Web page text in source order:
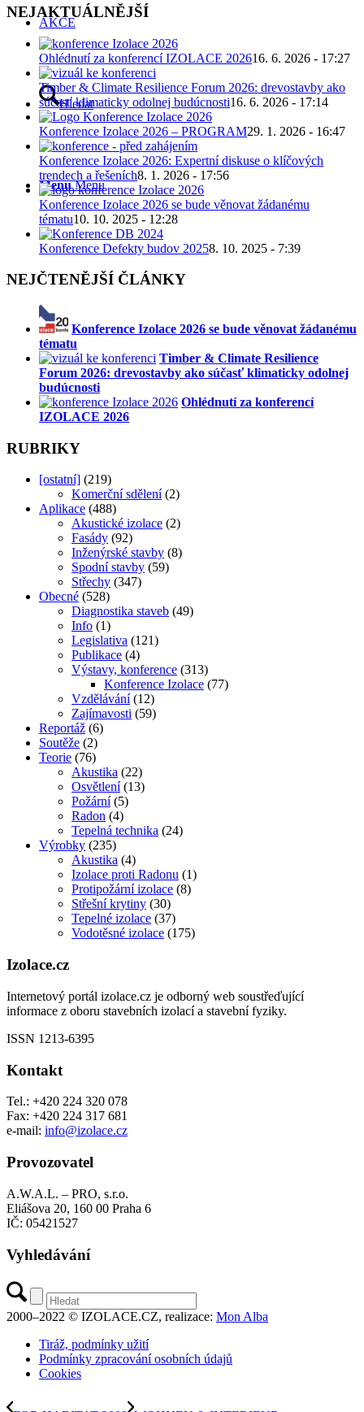
AKCE
Hledat
Menu Menu
NEJAKTUÁLNĚJŠÍ
Ohlédnutí za konferencí IZOLACE 202616. 6. 2026 - 17:27
Timber & Climate Resilience Forum 2026: drevostavby ako
súčasť klimaticky odolnej budúcnosti16. 6. 2026 - 17:14
Konference Izolace 2026 – PROGRAM29. 1. 2026 - 16:47
Konference Izolace 2026: Expertní diskuse o klíčových
trendech a řešeních8. 1. 2026 - 17:56
Konference Izolace 2026 se bude věnovat žádanému
tématu10. 10. 2025 - 12:28
Konference Defekty budov 20258. 10. 2025 - 7:39
NEJČTENĚJŠÍ ČLÁNKY
Konference Izolace 2026 se bude věnovat žádanému
tématu
Timber & Climate Resilience
Forum 2026: drevostavby ako súčasť klimaticky odolnej
budúcnosti
Ohlédnutí za konferencí
IZOLACE 2026
RUBRIKY
[ostatní] (219)
Komerční sdělení (2)
Aplikace (488)
Akustické izolace (2)
Fasády (92)
Inženýrské stavby (8)
Spodní stavby (59)
Střechy (347)
Obecné (528)
Diagnostika staveb (49)
Info (1)
Legislativa (121)
Publikace (4)
Výstavy, konference (313)
Konference Izolace (77)
Vzdělávání (12)
Zajímavosti (59)
Reportáž (6)
Soutěže (2)
Teorie (76)
Akustika (22)
Osvětlení (13)
Požární (5)
Radon (4)
Tepelná technika (24)
Výrobky (235)
Akustika (4)
Izolace proti Radonu (1)
Protipožární izolace (8)
Střešní krytiny (30)
Tepelné izolace (37)
Vodotěsné izolace (175)
Izolace.cz
Internetový portál izolace.cz je odborný web soustřeďující
informace z oboru stavebních izolací a stavební fyziky.
ISSN 1213-6395
Kontakt
Tel.: +420 224 320 078
Fax: +420 224 317 681
e-mail: info@izolace.cz
Provozovatel
A.W.A.L. – PRO, s.r.o.
Eliášova 20, 160 00 Praha 6
IČ: 05421527
Vyhledávání
2000–2022 © IZOLACE.CZ, realizace: Mon Alba
Tiráž, podmínky užití
Podmínky zpracování osobních údajů
Cookies